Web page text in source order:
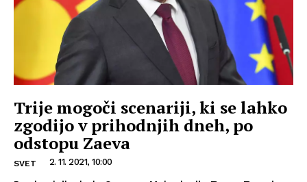
Trije mogoči scenariji, ki se lahko
zgodijo v prihodnjih dneh, po
odstopu Zaeva
SVET 2. 11. 2021, 10:00